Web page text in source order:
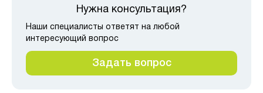
Нужна консультация?
Наши специалисты ответят на любой
интересующий вопрос
Задать вопрос